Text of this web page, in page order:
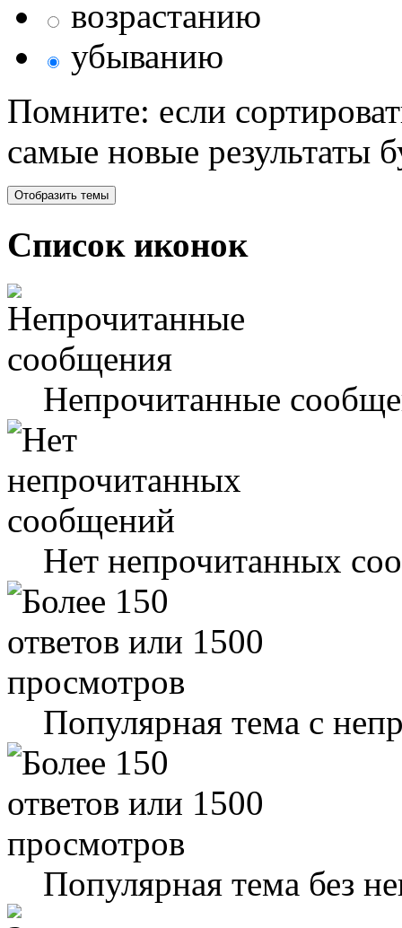
возрастанию
убыванию
Помните: если
самые новые результаты
Список иконок
Непрочитанные
Нет непрочитанных
Популярная тема с
Популярная тема без